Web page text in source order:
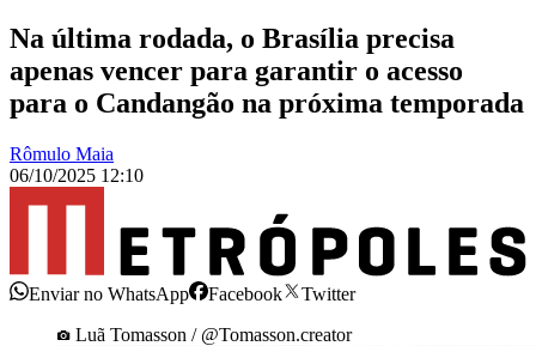
Na última rodada, o Brasília precisa
apenas vencer para garantir o acesso
para o Candangão na próxima temporada
Rômulo Maia
06/10/2025 12:10
Enviar no WhatsApp Facebook
Twitter
Luã Tomasson / @Tomasson.creator